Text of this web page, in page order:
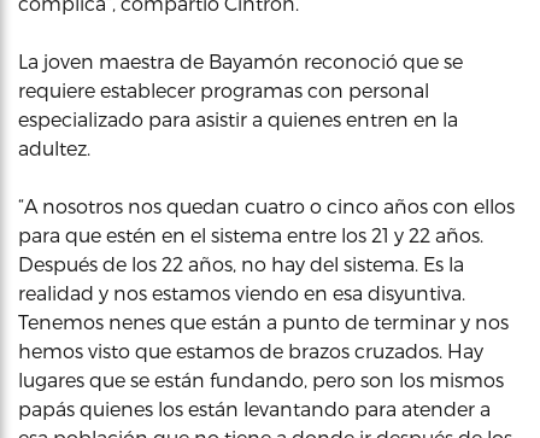
La joven maestra de Bayamón reconoció que se
requiere establecer programas con personal
especializado para asistir a quienes entren en la
adultez.
“A nosotros nos quedan cuatro o cinco años con ellos
para que estén en el sistema entre los 21 y 22 años.
Después de los 22 años, no hay del sistema. Es la
realidad y nos estamos viendo en esa disyuntiva.
Tenemos nenes que están a punto de terminar y nos
hemos visto que estamos de brazos cruzados. Hay
lugares que se están fundando, pero son los mismos
papás quienes los están levantando para atender a